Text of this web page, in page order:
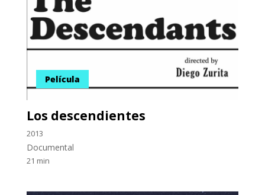
Película
Los descendientes
2013
Documental
21 min